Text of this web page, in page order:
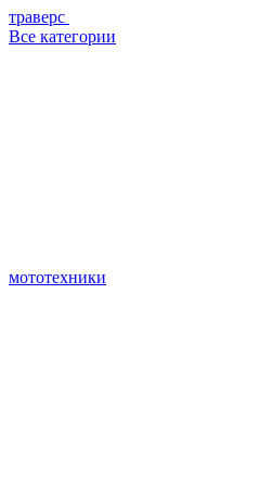
траверс
Все категории
мототехники